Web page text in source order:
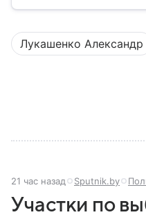
этом материале
республике.
Лукашенко Александр
21 час назад Sputnik.by
Участки по